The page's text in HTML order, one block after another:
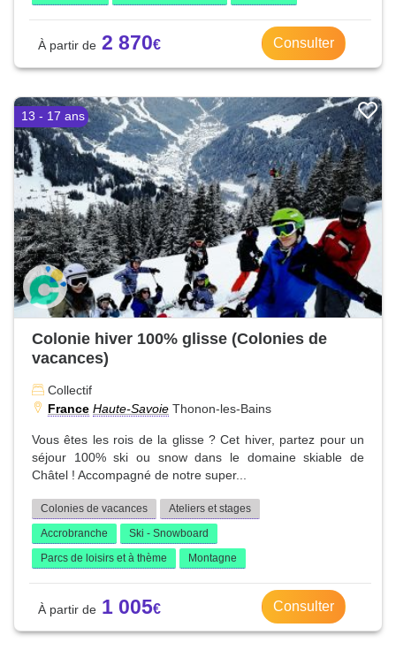
2 870 Consulter
13 - 17 ans
Colonie hiver 100% glisse (Colonies de
vacances)
Collectif
France Haute-Savoie Thonon-les-Bains
Vous êtes les rois de la glisse ? Cet hiver, partez pour un
séjour 100% ski ou snow dans le domaine skiable de
Châtel ! Accompagné de notre super...
Colonies de vacances
Ateliers et stages
Accrobranche
Ski - Snowboard
Parcs de loisirs et à thème
Montagne
1 005 Consulter